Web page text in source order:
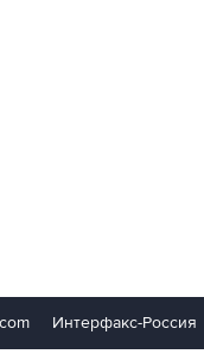
Интерфакс-Россия